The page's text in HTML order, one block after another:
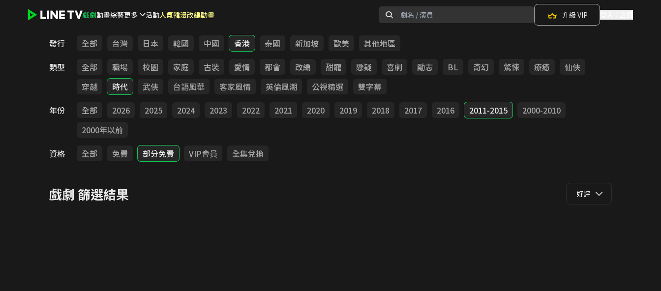
戲劇動畫綜藝更多 活動人氣韓漫改編動畫 升級 VIP
發行 全部 台灣 日本 韓國 中國 香港 泰國 新加坡 歐美
其他地區
類型
全部 職場 校園 家庭 古裝 愛情 都會 改編 甜寵 懸疑 喜劇 勵志 BL 奇幻 驚悚 療癒
仙俠
穿越
時代 武俠 台語風華 客家風情 英倫風潮 公視精選
雙字幕
年份
全部 2026 2025 2024 2023 2022 2021 2020 2019 2018 2017 2016 2011-2015
2000-2010
2000年以前
資格
全部 免費 部分免費 VIP會員 全集兌換
戲劇 篩選結果 好評